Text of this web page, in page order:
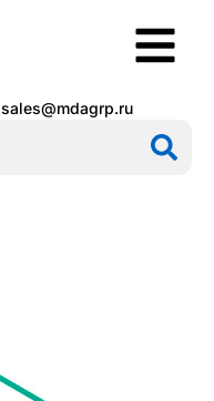
sales@mdagrp.ru